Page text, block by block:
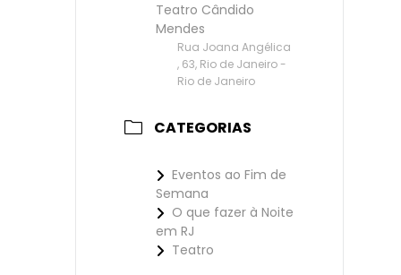
Teatro Cândido
Mendes
Rua Joana Angélica
, 63, Rio de Janeiro -
Rio de Janeiro
CATEGORIAS
Eventos ao Fim de
Semana
O que fazer à Noite
em RJ
Teatro